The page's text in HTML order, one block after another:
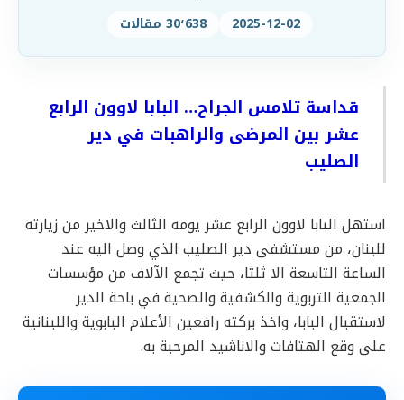
2025-12-02 30٬638 مقالات
قداسة تلامس الجراح… البابا لاوون الرابع
عشر بين المرضى والراهبات في دير
الصليب
استهل البابا لاوون الرابع عشر يومه الثالث والاخير من زيارته
للبنان، من مستشفى دير الصليب الذي وصل اليه عند
الساعة التاسعة الا ثلثا، حيث تجمع الآلاف من مؤسسات
الجمعية التربوية والكشفية والصحية في باحة الدير
لاستقبال البابا، واخذ بركته رافعين الأعلام البابوية واللبنانية
على وقع الهتافات والاناشيد المرحبة به.